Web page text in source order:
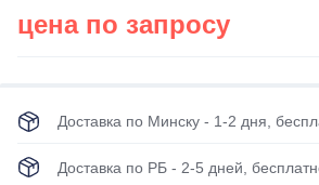
цена по запросу
Доставка по Минску - 1-2 дня,
Доставка по РБ - 2-5 дней,